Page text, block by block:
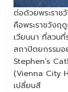
ต่อด้วยพระราช
คือพระราชวังฤ
เวียนนา ที่สวน
สถาปัตยกรรมอ
Stephen’s
(Vienna City
เปลี่ยนสี